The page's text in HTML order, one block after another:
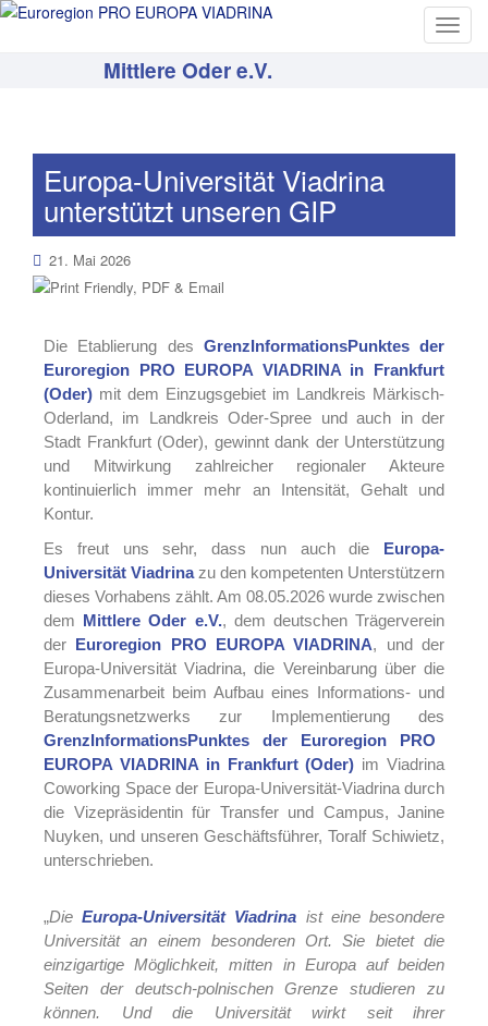
T
e
Mittlere Oder e.V.
Europa-Universität Viadrina
unterstützt unseren GIP
21. Mai 2026
Die Etablierung des GrenzInformationsPunktes der
Euroregion PRO EUROPA VIADRINA in Frankfurt
(Oder) mit dem Einzugsgebiet im Landkreis Märkisch-
Oderland, im Landkreis Oder-Spree und auch in der
Stadt Frankfurt (Oder), gewinnt dank der Unterstützung
und Mitwirkung zahlreicher regionaler Akteure
kontinuierlich immer mehr an Intensität, Gehalt und
Kontur.
Es freut uns sehr, dass nun auch die Europa-
Universität Viadrinazu den kompetenten Unterstützern
dieses Vorhabens zählt. Am 08.05.2026 wurde zwischen
dem Mittlere Oder e.V., dem deutschen Trägerverein
der Euroregion PRO EUROPA VIADRINA, und der
Europa-Universität Viadrina, die Vereinbarung über die
Zusammenarbeit beim Aufbau eines Informations- und
Beratungsnetzwerks zur Implementierung des
GrenzInformationsPunktes der Euroregion PRO
EUROPA VIADRINA in Frankfurt (Oder) im Viadrina
Coworking Space der Europa-Universität-Viadrina durch
die Vizepräsidentin für Transfer und Campus, Janine
Nuyken, und unseren Geschäftsführer, Toralf Schiwietz,
unterschrieben.
„DieEuropa-Universität Viadrina ist eine besondere
Universität an einem besonderen Ort. Sie bietet die
einzigartige Möglichkeit, mitten in Europa auf beiden
Seiten der deutsch-polnischen Grenze studieren zu
können. Und die Universität wirkt seit ihrer